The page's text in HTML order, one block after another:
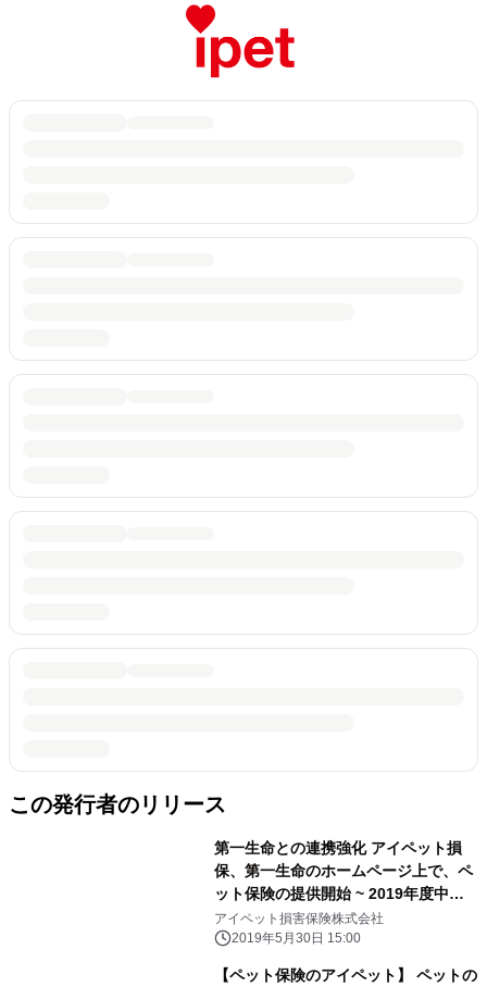
この発行者のリリース
第一生命との連携強化 アイペット損
保、第一生命のホームページ上で、ペ
ット保険の提供開始 ~ 2019年度中の
本格展開にむけ、先行スタート～
アイペット損害保険株式会社
2019年5月30日 15:00
【ペット保険のアイペット】 ペットの